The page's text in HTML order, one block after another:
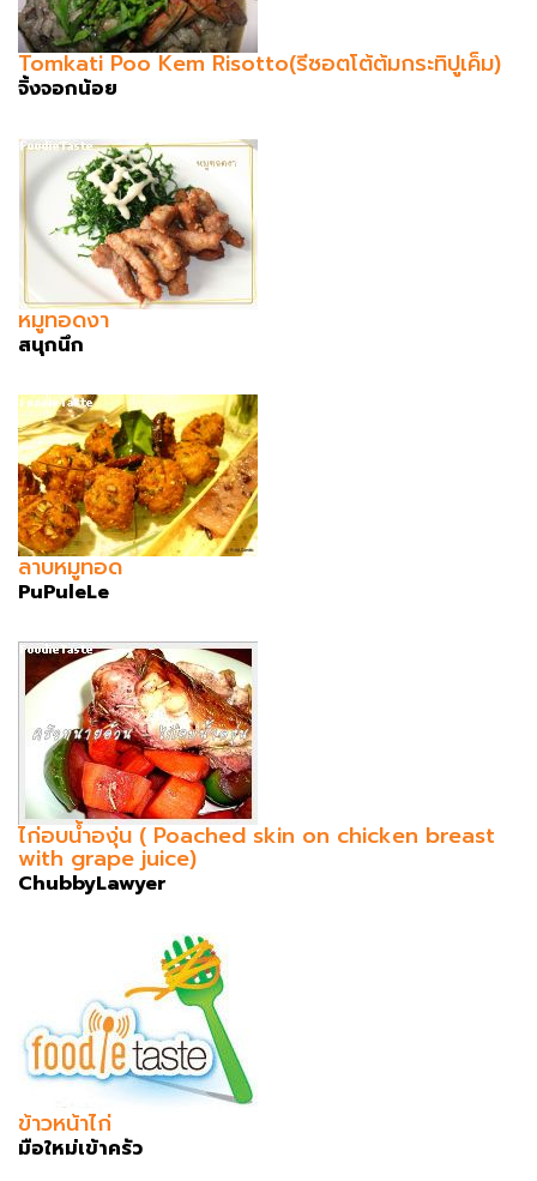
Tomkati Poo Kem Risotto(รีซอตโต้ต้มกระทิปูเค็ม)
จิ้งจอกน้อย
หมูทอดงา
สนุกนึก
ลาบหมูทอด
PuPuleLe
ไก่อบน้ำองุ่น ( Poached skin on chicken breast
with grape juice)
ChubbyLawyer
ข้าวหน้าไก่
มือใหม่เข้าครัว